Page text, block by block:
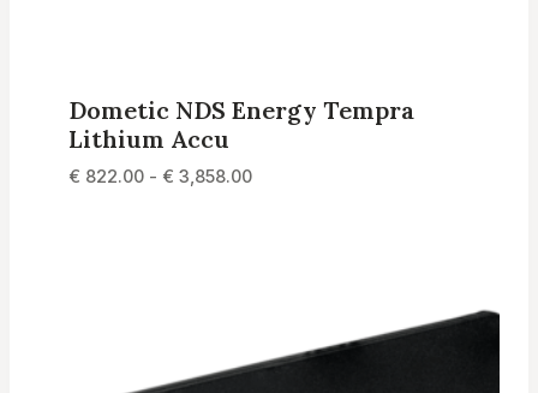
Dometic NDS Energy Tempra
Lithium Accu
€ 822.00 - € 3,858.00Prijsklasse: